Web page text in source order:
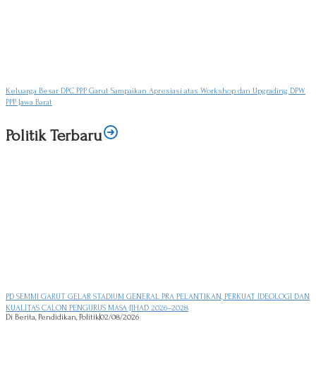
Keluarga Besar DPC PPP Garut Sampaikan Apresiasi atas Workshop dan Upgrading DPW
PPP Jawa Barat
Politik Terbaru
PD SEMMI GARUT GELAR STADIUM GENERAL PRA PELANTIKAN, PERKUAT IDEOLOGI DAN
KUALITAS CALON PENGURUS MASA JIHAD 2026–2028
Di Berita, Pendidikan, Politik02/08/2026